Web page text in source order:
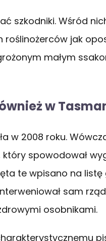
szkodniki. Wśród
roślinożerców jak
małym
w
w 2008 roku.
spowodował
te wpisano na
sam
osobnikami.